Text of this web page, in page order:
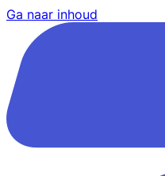
Ga naar inhoud